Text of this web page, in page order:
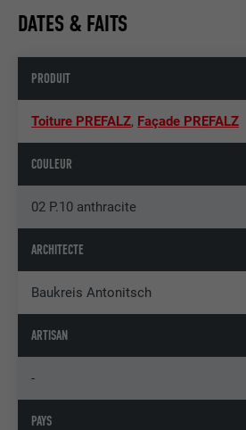
DATES & FAITS
PRODUIT
Toiture PREFALZ, Façade PREFALZ
COULEUR
02 P.10 anthracite
ARCHITECTE
Baukreis Antonitsch
ARTISAN
-
PAYS